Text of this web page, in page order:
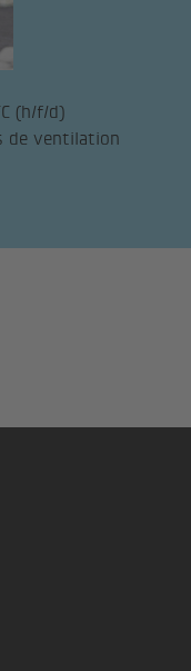
(h/f/d)
de ventilation